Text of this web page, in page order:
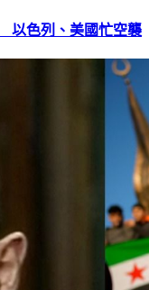
以色列、美國忙空襲